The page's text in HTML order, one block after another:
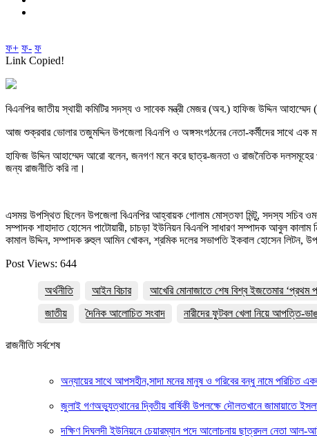
ফ+ ফ- ফ
Link Copied!
বিএনপির জাতীয় স্থায়ী কমিটির সদস্য ও সাবেক মন্ত্রী মেজর (অব.) হাফিজ উদ্দিন
আজ শুক্রবার ভোলার তজুমদ্দিন উপজেলা বিএনপি ও অঙ্গসংগঠনের নেতা-কর্মীদের সাথে এক
হাফিজ উদ্দিন আহাম্মেদ আরো বলেন, জনগণ মনে করে ছাত্র-জনতা ও রাজনৈতিক দলসমূহের
জন্য রাজনীতি করি না।
এসময় উপস্থিত ছিলেন উপজেলা বিএনপির আহ্বায়ক গোলাম মোস্তফা মিন্টু, সদস্য সচিব ওমর
সম্পাদক শাহাদাত হোসেন পাটোয়ারী, চাচড়া ইউনিয়ন বিএনপি সাধারণ সম্পাদক আবুল
কামাল উদ্দিন, সম্পাদক রুহুল আমিন খোকন, শ্রমিক দলের সভাপতি ইকবাল হোসেন
Post Views: 644
অর্থনীতি আইন বিচার আখেরি মোনাজাতে শেষ বিশ্ব ইজতেমার ‘প্রথম
জাতীয়
দৈনিক আলোচিত সংবাদ নারীদের ফুটবল খেলা নিয়ে আপত্তি-
রাজনীতি সর্বশেষ
অন্যায়ের সাথে আপসহীন,সাদা মনের মানুষ ও গরিবের বন্ধু নামে পরিচিত
জুলাই গণঅভ্যুত্থানের দ্বিতীয় বার্ষিকী উপলক্ষে দৌলতখানে জামায়াতে
দক্ষিণ দিঘলদী ইউনিয়নে চেয়ারম্যান পদে আলোচনায় ছাত্রদল নেতা আল-